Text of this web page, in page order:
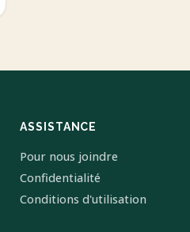
ASSISTANCE
Pour nous joindre
Confidentialité
Conditions d'utilisation